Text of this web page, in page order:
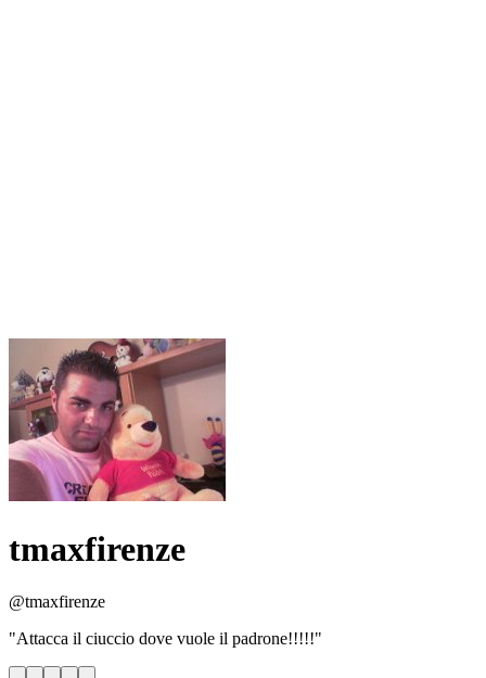
tmaxfirenze
@tmaxfirenze
"Attacca il ciuccio dove vuole il padrone!!!!!"